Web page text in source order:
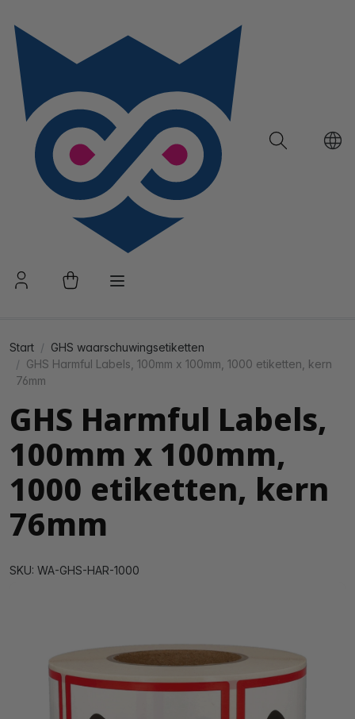
Start
GHS waarschuwingsetiketten
GHS Harmful Labels, 100mm x 100mm, 1000 etiketten, kern
76mm
GHS Harmful Labels,
100mm x 100mm,
1000 etiketten, kern
76mm
SKU: WA-GHS-HAR-1000